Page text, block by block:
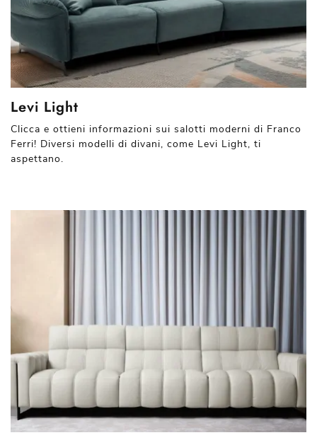
Levi Light
Clicca e ottieni informazioni sui salotti moderni di Franco
Ferri! Diversi modelli di divani, come Levi Light, ti
aspettano.